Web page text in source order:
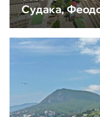
Судака,